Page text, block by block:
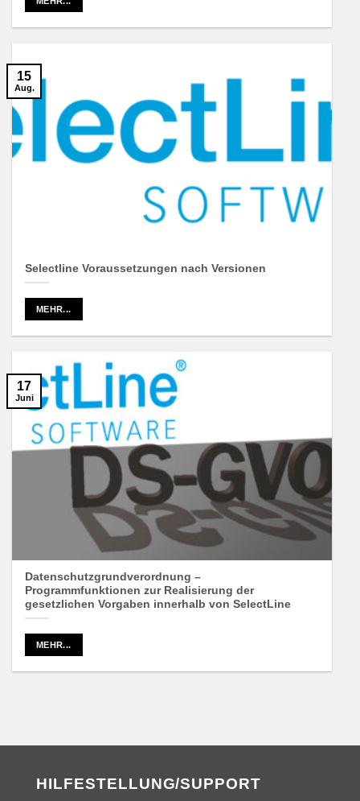
Selectline Voraussetzungen nach Versionen
MEHR...
15
Aug.
Datenschutzgrundverordnung –
Programmfunktionen zur Realisierung der
gesetzlichen Vorgaben innerhalb von SelectLine
MEHR...
17
Juni
HILFESTELLUNG/SUPPORT